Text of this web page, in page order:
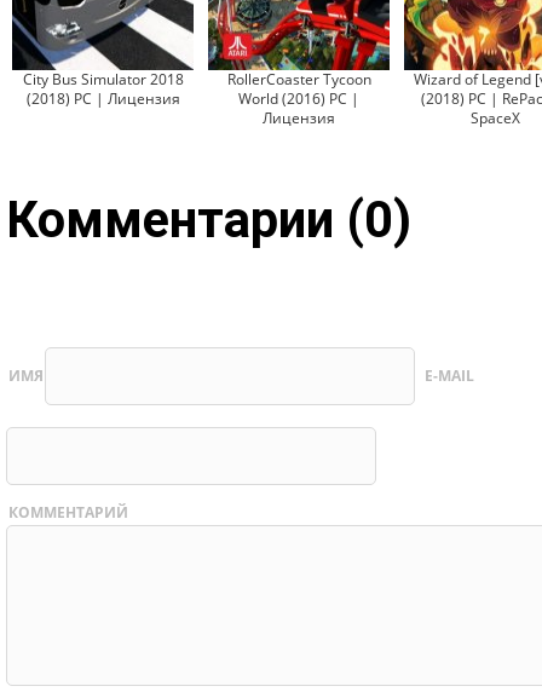
City Bus Simulator 2018
(2018) PC | Лицензия
RollerCoaster Tycoon
World (2016) PC |
Лицензия
Wizard of Legend
(2018) PC |
SpaceX
Комментарии (0)
ИМЯ E-MAIL
КОММЕНТАРИЙ